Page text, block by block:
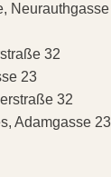
Neurauthgasse
32
23
32
Adamgasse 23